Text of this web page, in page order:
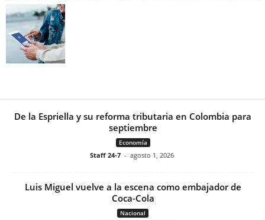
De la Espriella y su reforma tributaria en Colombia para
septiembre
Economía
Staff 24-7 - agosto 1, 2026
Luis Miguel vuelve a la escena como embajador de
Coca-Cola
Nacional